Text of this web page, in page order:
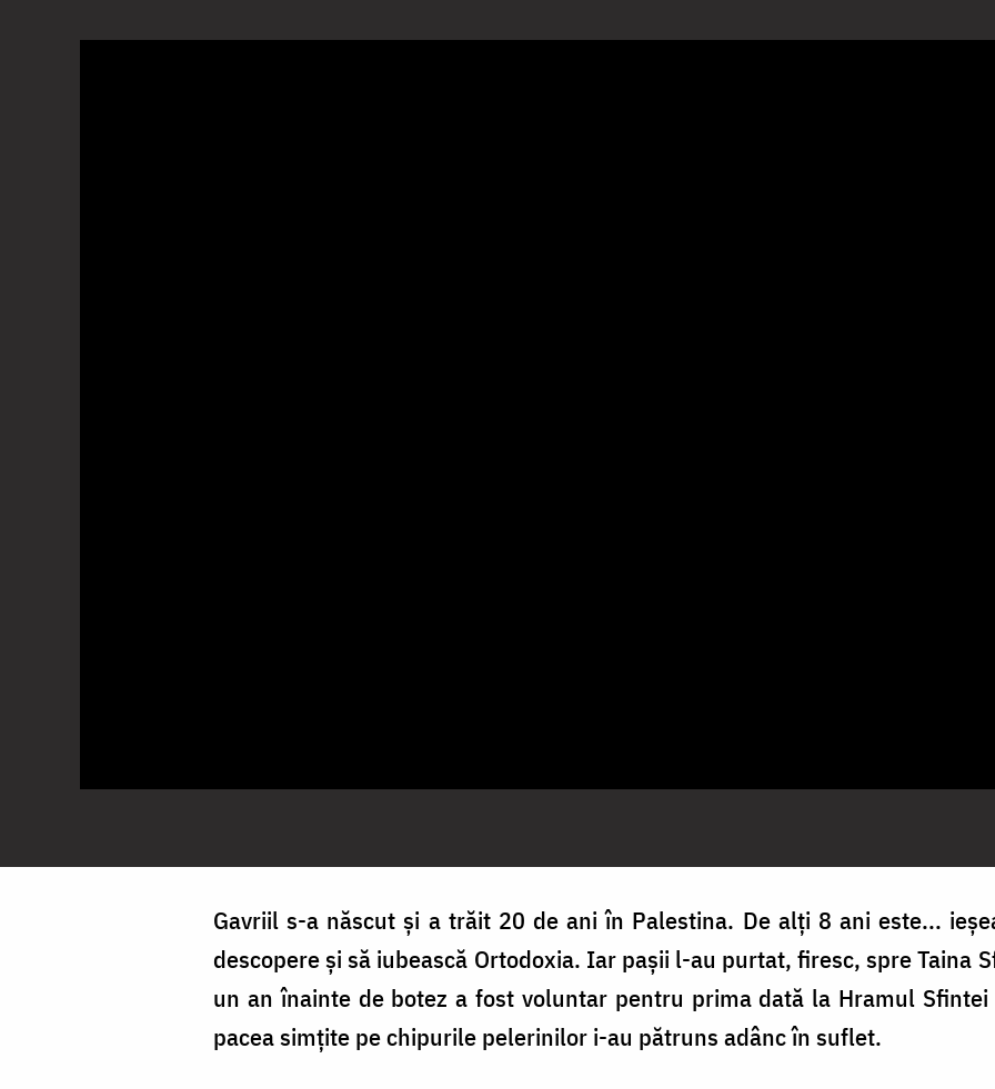
Gavriil s-a născut și a trăit 20 de ani în Palestina. De alți 8 ani este...
descopere și să iubească Ortodoxia. Iar pașii l-au purtat, firesc, spre Taina
un an înainte de botez a fost voluntar pentru prima dată la Hramul
pacea simțite pe chipurile pelerinilor i-au pătruns adânc în suflet.